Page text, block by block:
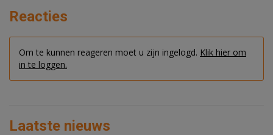
Reacties
Om te kunnen reageren moet u zijn ingelogd. Klik hier om
in te loggen.
Laatste nieuws